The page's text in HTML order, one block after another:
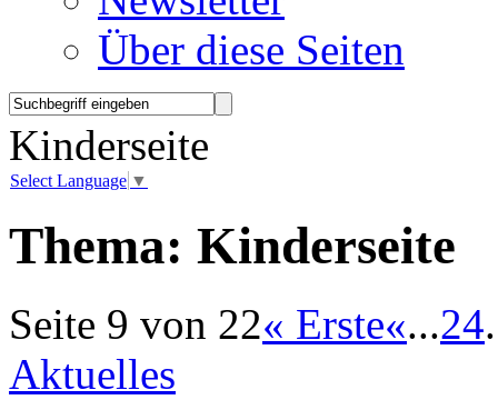
Über diese Seiten
Kinderseite
Select Language ▼
Thema: Kinderseite
Seite 9 von 22« Erste«...24
Aktuelles